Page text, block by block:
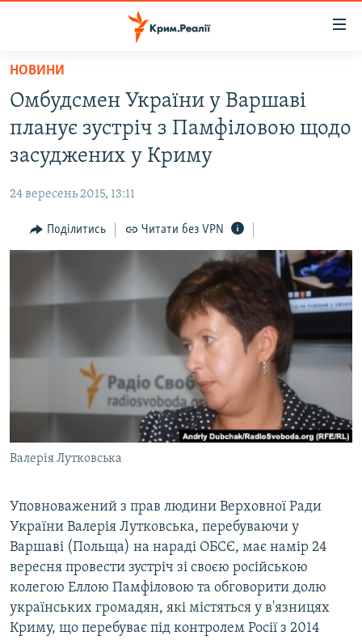
Перейти
основного
матеріалу
до
основної
навігації
Перейти
до
НОВИНИ
ВОДА.КРИМ
ВІДЕО ТА ФОТО
БЛОГИ
ПОГЛЯД
ВІДЕОУРОКИ «ELIFBE»
СВІДЧЕННЯ ОКУПАЦІЇ
УКРАЇНСЬКА ПРОБЛЕМА КРИМУ
ІНФОГРАФІКА
ЯК ОБІЙТИ БЛОКУВАННЯ
ДОЛУЧАЙСЯ!
Усі сайти RFE/RL
НОВИНИ
Омбудсмен України у Варшаві
планує зустріч з Памфіловою щодо
засуджених у Криму
24 вересень 2015, 13:11
Поділитись Читати без VPN
Валерія Лутковська
Уповноважений з прав людини Верховної Ради
України Валерія Лутковська, перебуваючи у
Варшаві (Польща) на нараді ОБСЄ, має намір 24
вересня провести зустріч зі своєю російською
колегою Еллою Памфіловою та обговорити долю
українських громадян, які містяться у в'язницях
Криму, що перебуває під контролем Росії з 2014